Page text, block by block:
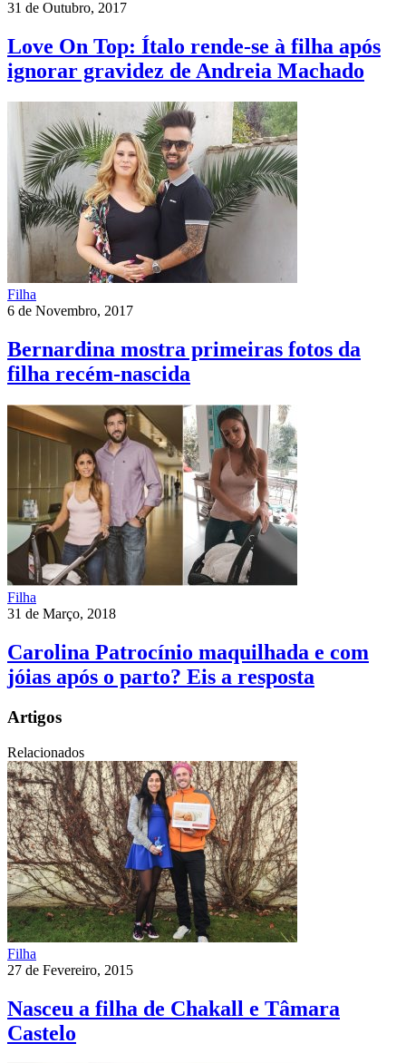
31 de Outubro, 2017
Love On Top: Ítalo rende-se à filha após
ignorar gravidez de Andreia Machado
Filha
6 de Novembro, 2017
Bernardina mostra primeiras fotos da
filha recém-nascida
Filha
31 de Março, 2018
Carolina Patrocínio maquilhada e com
jóias após o parto? Eis a resposta
Artigos
Relacionados
Filha
27 de Fevereiro, 2015
Nasceu a filha de Chakall e Tâmara
Castelo